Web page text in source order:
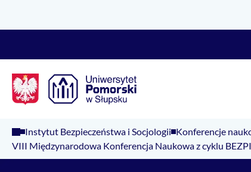
Instytut Bezpieczeństwa i Socjologii Konferencje
VIII Międzynarodowa Konferencja Naukowa z cyklu